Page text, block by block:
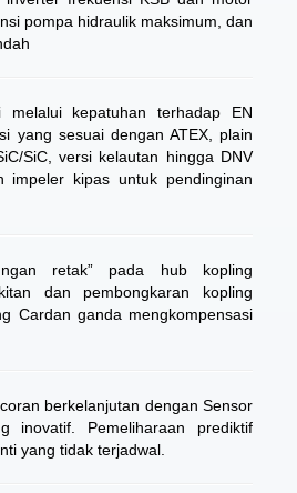
pompa hidraulik maksimum, dan
melalui kepatuhan terhadap EN
yang sesuai dengan ATEX, plain
SiC, versi kelautan hingga DNV
impeler kipas untuk pendinginan
retak” pada hub kopling
dan pembongkaran kopling
Cardan ganda mengkompensasi
berkelanjutan dengan Sensor
inovatif. Pemeliharaan prediktif
yang tidak terjadwal.